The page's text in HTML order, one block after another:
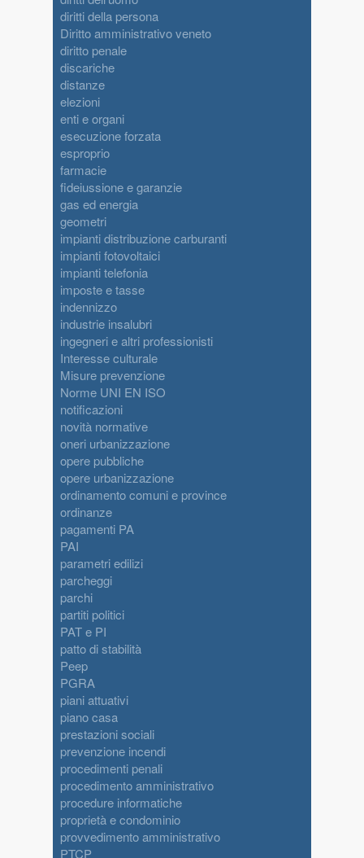
diritti della persona
Diritto amministrativo veneto
diritto penale
discariche
distanze
elezioni
enti e organi
esecuzione forzata
esproprio
farmacie
fideiussione e garanzie
gas ed energia
geometri
impianti distribuzione carburanti
impianti fotovoltaici
impianti telefonia
imposte e tasse
indennizzo
industrie insalubri
ingegneri e altri professionisti
Interesse culturale
Misure prevenzione
Norme UNI EN ISO
notificazioni
novità normative
oneri urbanizzazione
opere pubbliche
opere urbanizzazione
ordinamento comuni e province
ordinanze
pagamenti PA
PAI
parametri edilizi
parcheggi
parchi
partiti politici
PAT e PI
patto di stabilità
Peep
PGRA
piani attuativi
piano casa
prestazioni sociali
prevenzione incendi
procedimenti penali
procedimento amministrativo
procedure informatiche
proprietà e condominio
provvedimento amministrativo
PTCP